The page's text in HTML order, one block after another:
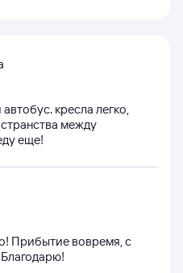
кресла легко,
между
еще!
Прибытие вовремя, с